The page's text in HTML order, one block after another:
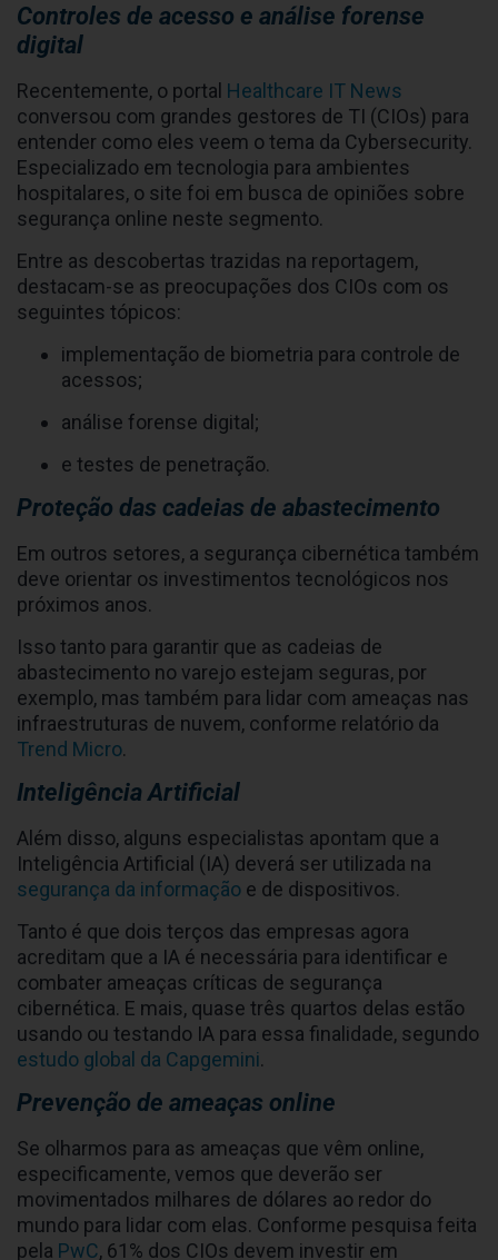
Controles de acesso e análise forense
digital
Recentemente, o portal Healthcare IT News
conversou com grandes gestores de TI (CIOs) para
entender como eles veem o tema da Cybersecurity.
Especializado em tecnologia para ambientes
hospitalares, o site foi em busca de opiniões sobre
segurança online neste segmento.
Entre as descobertas trazidas na reportagem,
destacam-se as preocupações dos CIOs com os
seguintes tópicos:
implementação de biometria para controle de
acessos;
análise forense digital;
e testes de penetração.
Proteção das cadeias de abastecimento
Em outros setores, a segurança cibernética também
deve orientar os investimentos tecnológicos nos
próximos anos.
Isso tanto para garantir que as cadeias de
abastecimento no varejo estejam seguras, por
exemplo, mas também para lidar com ameaças nas
infraestruturas de nuvem, conforme relatório da
Trend Micro.
Inteligência Artificial
Além disso, alguns especialistas apontam que a
Inteligência Artificial (IA) deverá ser utilizada na
segurança da informação e de dispositivos.
Tanto é que dois terços das empresas agora
acreditam que a IA é necessária para identificar e
combater ameaças críticas de segurança
cibernética. E mais, quase três quartos delas estão
usando ou testando IA para essa finalidade, segundo
estudo global da Capgemini.
Prevenção de ameaças online
Se olharmos para as ameaças que vêm online,
especificamente, vemos que deverão ser
movimentados milhares de dólares ao redor do
mundo para lidar com elas. Conforme pesquisa feita
pela PwC, 61% dos CIOs devem investir em